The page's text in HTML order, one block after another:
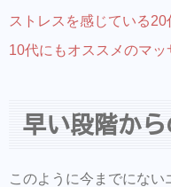
ストレスを感じている
10代にもオススメのマッ
早い段階か
このように今までにな